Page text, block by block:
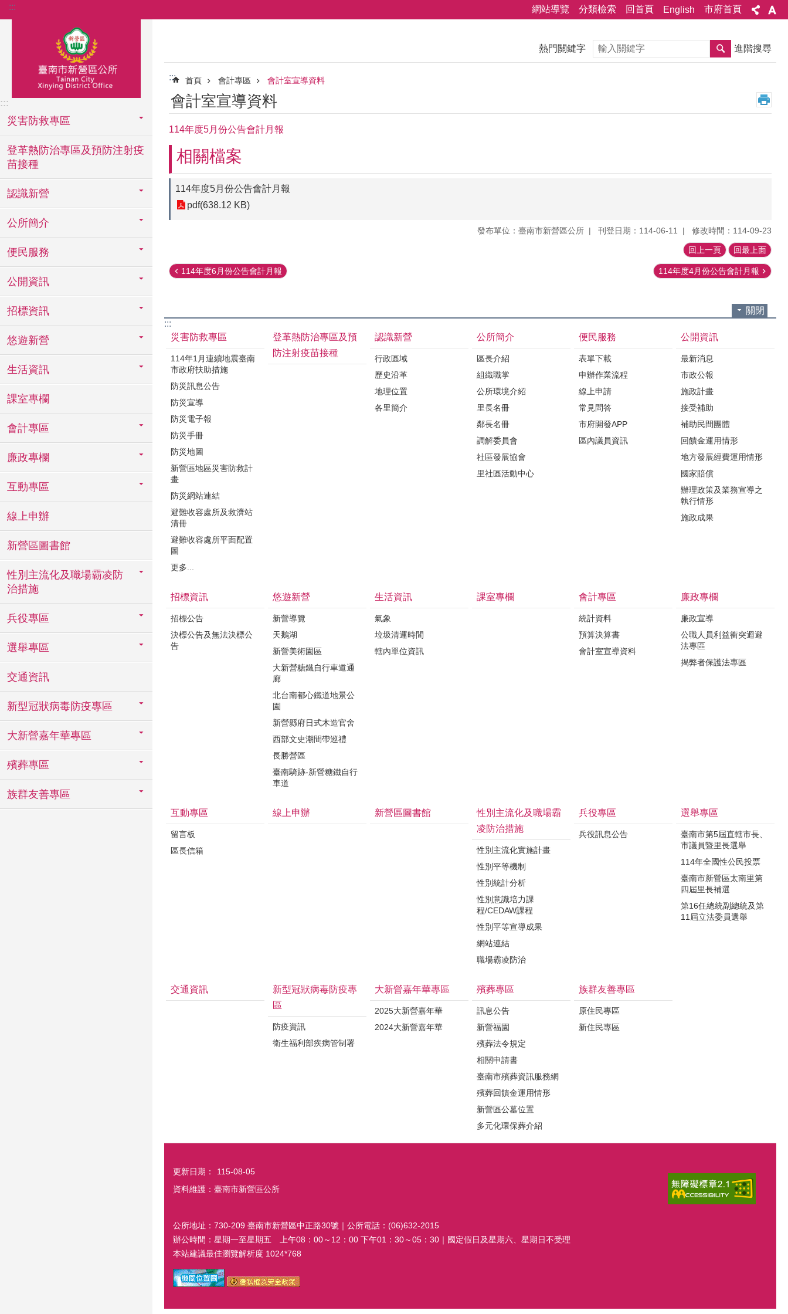
跳到主要內容區塊
::: 網站導覽 分類檢索 回首頁 English 市府首頁
:::
災害防救專區
登革熱防治專區及預防注射疫
苗接種
認識新營
公所簡介
便民服務
公開資訊
招標資訊
悠遊新營
生活資訊
課室專欄
會計專區
廉政專欄
互動專區
線上申辦
新營區圖書館
性別主流化及職場霸凌防
治措施
兵役專區
選舉專區
交通資訊
新型冠狀病毒防疫專區
大新營嘉年華專區
殯葬專區
族群友善專區
熱門關鍵字 搜尋 進階搜尋
::: 首頁 會計專區 會計室宣導資料
會計室宣導資料
114年度5月份公告會計月報
相關檔案
114年度5月份公告會計月報
pdf(638.12 KB)
發布單位：臺南市新營區公所 刊登日期：114-06-11 修改時間：114-09-23
回上一頁 回最上面
114年度6月份公告會計月報 114年度4月份公告會計月報
關閉
:::
災害防救專區
114年1月連續地震臺南
市政府扶助措施
防災訊息公告
防災宣導
防災電子報
防災手冊
防災地圖
新營區地區災害防救計
畫
防災網站連結
避難收容處所及救濟站
清冊
避難收容處所平面配置
圖
更多...
登革熱防治專區及預
防注射疫苗接種
認識新營
行政區域
歷史沿革
地理位置
各里簡介
公所簡介
區長介紹
組織職掌
公所環境介紹
里長名冊
鄰長名冊
調解委員會
社區發展協會
里社區活動中心
便民服務
表單下載
申辦作業流程
線上申請
常見問答
市府開發APP
區內議員資訊
公開資訊
最新消息
市政公報
施政計畫
接受補助
補助民間團體
回饋金運用情形
地方發展經費運用情形
國家賠償
辦理政策及業務宣導之
執行情形
施政成果
招標資訊
招標公告
決標公告及無法決標公
告
悠遊新營
新營導覽
天鵝湖
新營美術園區
大新營糖鐵自行車道通
廊
北台南都心鐵道地景公
園
新營縣府日式木造官舍
西部文史潮間帶巡禮
長勝營區
臺南騎跡-新營糖鐵自行
車道
生活資訊
氣象
垃圾清運時間
轄內單位資訊
課室專欄 會計專區
統計資料
預算決算書
會計室宣導資料
廉政專欄
廉政宣導
公職人員利益衝突迴避
法專區
揭弊者保護法專區
互動專區
留言板
區長信箱
線上申辦 新營區圖書館
性別主流化及職場霸
凌防治措施
性別主流化實施計畫
性別平等機制
性別統計分析
性別意識培力課
程/CEDAW課程
性別平等宣導成果
網站連結
職場霸凌防治
兵役專區
兵役訊息公告
選舉專區
臺南市第5屆直轄市長、
市議員暨里長選舉
114年全國性公民投票
臺南市新營區太南里第
四屆里長補選
第16任總統副總統及第
11屆立法委員選舉
交通資訊
新型冠狀病毒防疫專
區
防疫資訊
衛生福利部疾病管制署
大新營嘉年華專區
2025大新營嘉年華
2024大新營嘉年華
殯葬專區
訊息公告
新營福園
殯葬法令規定
相關申請書
臺南市殯葬資訊服務網
殯葬回饋金運用情形
新營區公墓位置
多元化環保葬介紹
族群友善專區
原住民專區
新住民專區
更新日期：
115-08-05
資料維護：臺南市新營區公所
公所地址：730-209 臺南市新營區中正路30號｜公所電話：(06)632-2015
辦公時間：星期一至星期五 上午08：00～12：00 下午01：30～05：30｜國定假日及星期六、星期日不受理
本站建議最佳瀏覽解析度 1024*768